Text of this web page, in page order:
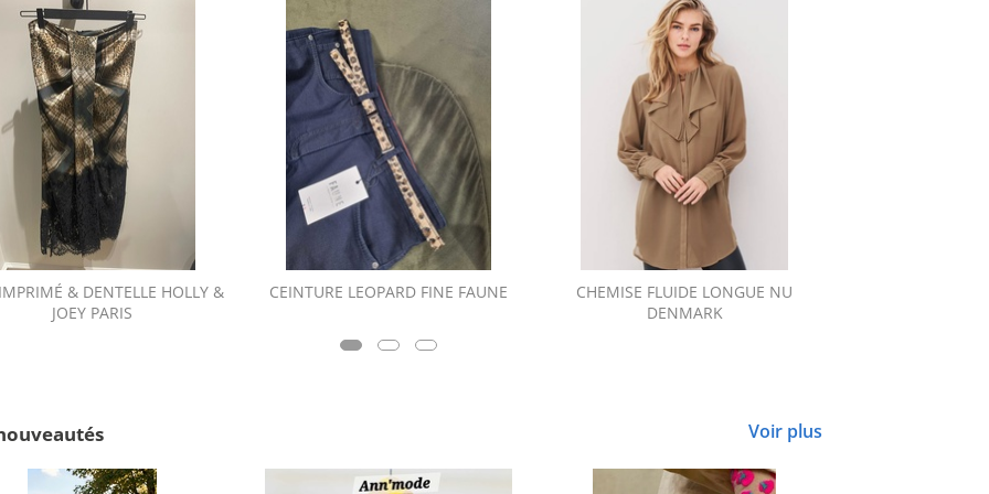
& DENTELLE HOLLY &
JOEY PARIS
CEINTURE LEOPARD FINE FAUNE
CHEMISE FLUIDE LONGUE NU
DENMARK
Voir plus